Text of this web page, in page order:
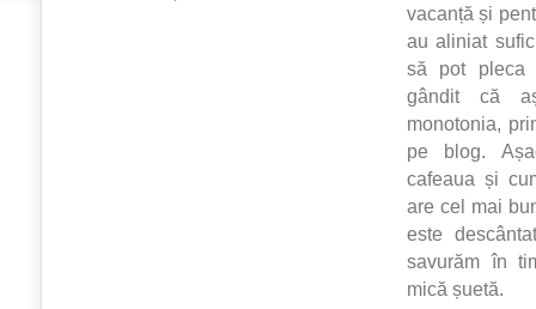
vacanță și
au aliniat
să pot pleca
gândit că
monotonia,
pe blog.
cafeaua și
are cel mai
este
savurăm în
mică șuetă.